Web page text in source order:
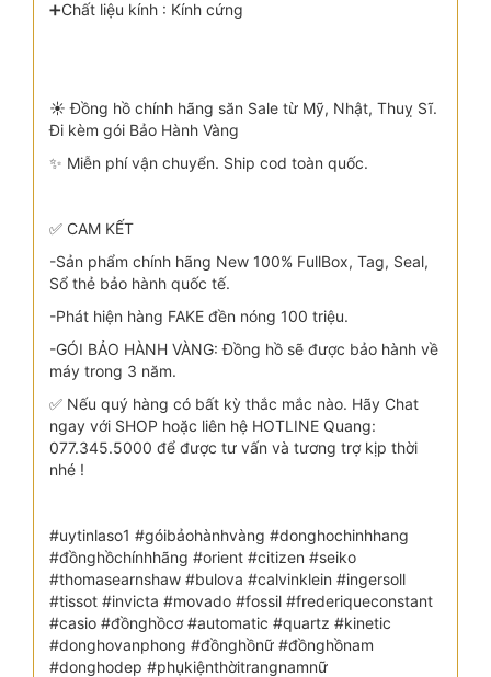
➕Chất liệu kính : Kính cứng
☀️ Đồng hồ chính hãng săn Sale từ Mỹ, Nhật, Thuỵ Sĩ.
Đi kèm gói Bảo Hành Vàng
✨ Miễn phí vận chuyển. Ship cod toàn quốc.
✅ CAM KẾT
-Sản phẩm chính hãng New 100% FullBox, Tag, Seal,
Sổ thẻ bảo hành quốc tế.
-Phát hiện hàng FAKE đền nóng 100 triệu.
-GÓI BẢO HÀNH VÀNG: Đồng hồ sẽ được bảo hành về
máy trong 3 năm.
✅ Nếu quý hàng có bất kỳ thắc mắc nào. Hãy Chat
ngay với SHOP hoặc liên hệ HOTLINE Quang:
077.345.5000 để được tư vấn và tương trợ kịp thời
nhé !
#uytinlaso1 #góibảohànhvàng #donghochinhhang
#đồnghồchínhhãng #orient #citizen #seiko
#thomasearnshaw #bulova #calvinklein #ingersoll
#tissot #invicta #movado #fossil #frederiqueconstant
#casio #đồnghồcơ #automatic #quartz #kinetic
#donghovanphong #đồnghồnữ #đồnghồnam
#donghodep #phụkiệnthờitrangnamnữ